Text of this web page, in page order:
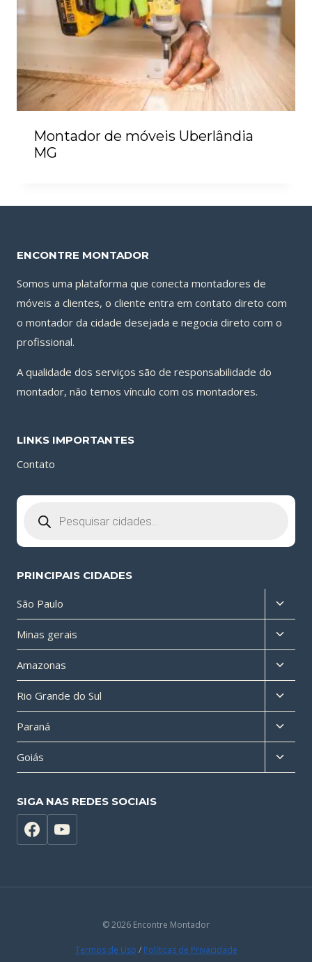
Montador de móveis Uberlândia
MG
ENCONTRE MONTADOR
Somos uma plataforma que conecta montadores de
móveis a clientes, o cliente entra em contato direto com
o montador da cidade desejada e negocia direto com o
profissional.
A qualidade dos serviços são de responsabilidade do
montador, não temos vínculo com os montadores.
LINKS IMPORTANTES
Contato
produtos
PRINCIPAIS CIDADES
São Paulo
menu
filho
Minas gerais
menu
filho
Amazonas
menu
filho
Rio Grande do Sul
menu
filho
Paraná
menu
filho
Goiás
menu
SIGA NAS REDES SOCIAIS
© 2026 Encontre Montador
Termos de Uso / Políticas de Privacidade